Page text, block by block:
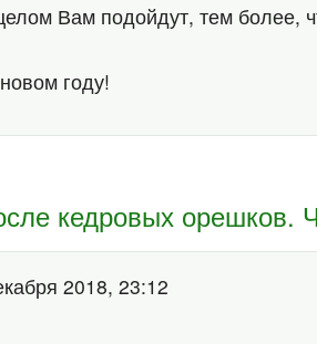
Вам подойдут, тем более,
году!
кедровых орешков.
2018, 23:12